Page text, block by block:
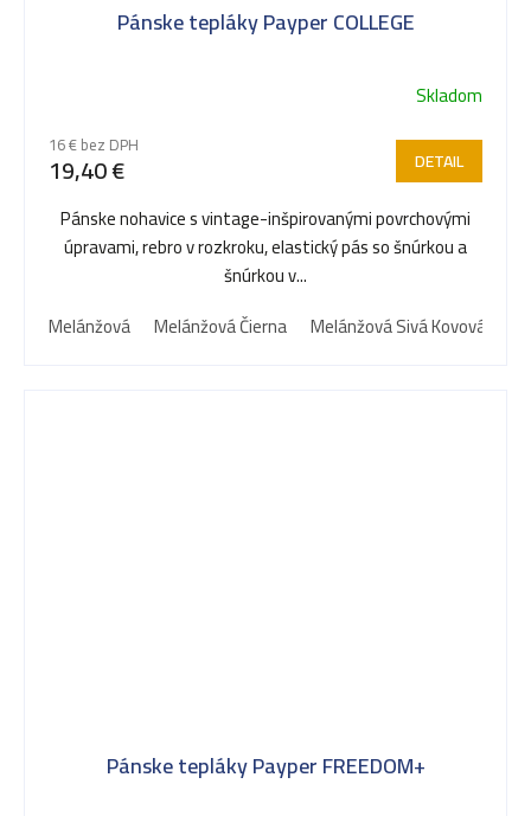
Pánske tepláky Payper COLLEGE
Skladom
16 € bez DPH
19,40 € DETAIL
Pánske nohavice s vintage-inšpirovanými povrchovými
úpravami, rebro v rozkroku, elastický pás so šnúrkou a
šnúrkou v...
Melánžová
Melánžová Čierna Melánžová Sivá Kovová
Pánske tepláky Payper FREEDOM+